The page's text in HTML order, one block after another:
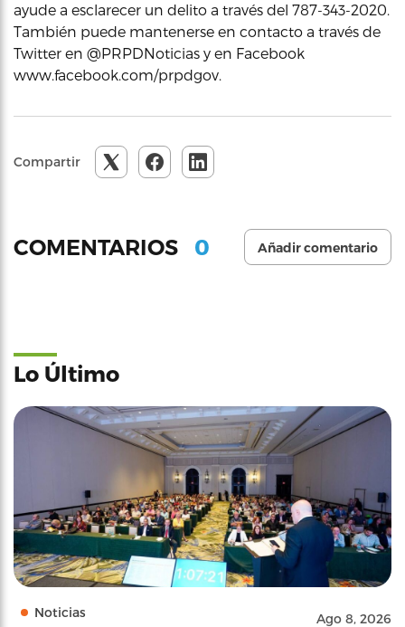
ayude a esclarecer un delito a través del 787-343-2020.
También puede mantenerse en contacto a través de
Twitter en @PRPDNoticias y en Facebook
www.facebook.com/prpdgov.
Compartir
COMENTARIOS 0 Añadir comentario
Lo Último
Noticias Ago 8, 2026